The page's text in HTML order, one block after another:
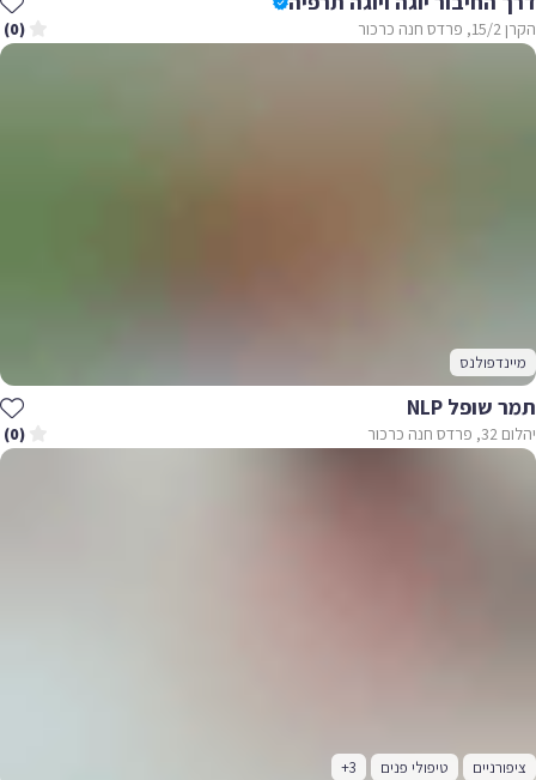
הקרן 15/2, פרדס חנה כרכור (0)
מיינדפולנס
תמר שופל NLP
יהלום 32, פרדס חנה כרכור (0)
ציפורניים טיפולי פנים +3